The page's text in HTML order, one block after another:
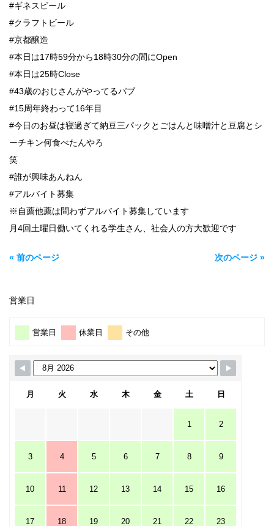
#ギネスビール
#クラフトビール
#京都醸造
#本日は17時59分から18時30分の間にOpen
#本日は25時Close
#43歳のおじさんがやってるパブ
#15周年終わって16年目
#今日のお昼は寝過ぎて納豆三パックとごはんと味噌汁と豆腐とシ
ーチキン何食べたんやろ
笑
#誰が興味あんねん
#アルバイト募集
※自薦他薦は問わずアルバイト募集しています
月4回土曜日働いてくれる学生さん、社会人の方大歓迎です
« 前のページ 次のページ »
営業日
営業日 休業日 その他
月 火 水 木 金 土 日
1 2
3 4 5 6 7 8 9
10 11 12 13 14 15 16
17 18 19 20 21 22 23